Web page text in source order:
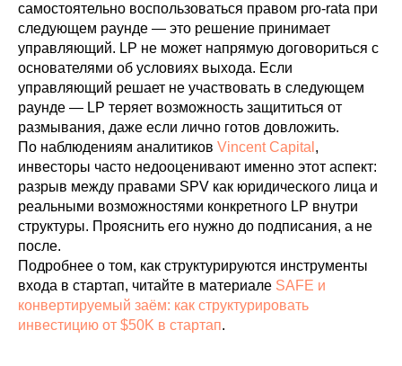
самостоятельно воспользоваться правом pro-rata при
следующем раунде — это решение принимает
управляющий. LP не может напрямую договориться с
основателями об условиях выхода. Если
управляющий решает не участвовать в следующем
раунде — LP теряет возможность защититься от
размывания, даже если лично готов довложить.
По наблюдениям аналитиков Vincent Capital ,
инвесторы часто недооценивают именно этот аспект:
разрыв между правами SPV как юридического лица и
реальными возможностями конкретного LP внутри
структуры. Прояснить его нужно до подписания, а не
после.
Подробнее о том, как структурируются инструменты
входа в стартап, читайте в материале SAFE и
конвертируемый заём: как структурировать
инвестицию от $50K в стартап.